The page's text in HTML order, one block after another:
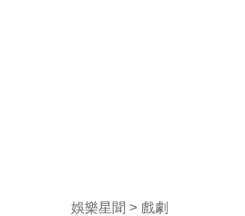
娛樂星聞 戲劇